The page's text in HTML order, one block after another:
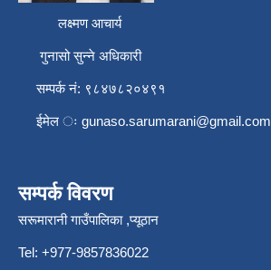
लक्ष्मण आचार्य
गुनासो सुन्ने अधिकारी
सम्पर्क नं: ९८४७८२०४९१
ईमेल ः gunaso.sarumarani@gmail.com
सम्पर्क विवरण
सरूमारानी गाउँपालिका ,प्यूठान
Tel: +977-9857836022